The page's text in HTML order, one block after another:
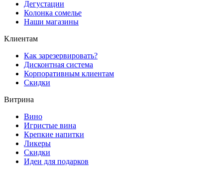
Дегустации
Колонка сомелье
Наши магазины
Клиентам
Как зарезервировать?
Дисконтная система
Корпоративным клиентам
Скидки
Витрина
Вино
Игристые вина
Крепкие напитки
Ликеры
Скидки
Идеи для подарков